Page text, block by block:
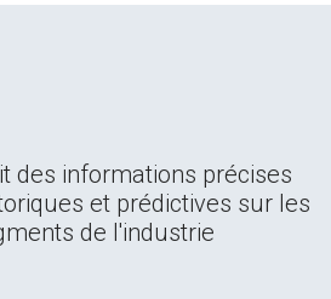
des informations précises
et prédictives sur les
de l'industrie